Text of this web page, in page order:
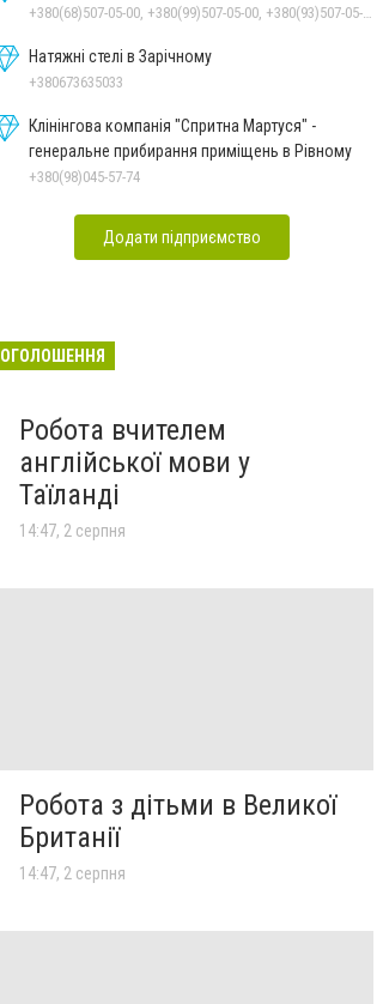
+380(68)507-05-00, +380(99)507-05-00, +380(93)507-05-00
Натяжні стелі в Зарічному
+380673635033
Клінінгова компанія "Спритна Мартуся" -
генеральне прибирання приміщень в Рівному
+380(98)045-57-74
Додати підприємство
ОГОЛОШЕННЯ
Робота вчителем
англійської мови у
Таїланді
14:47, 2 серпня
Робота з дітьми в Великої
Британії
14:47, 2 серпня